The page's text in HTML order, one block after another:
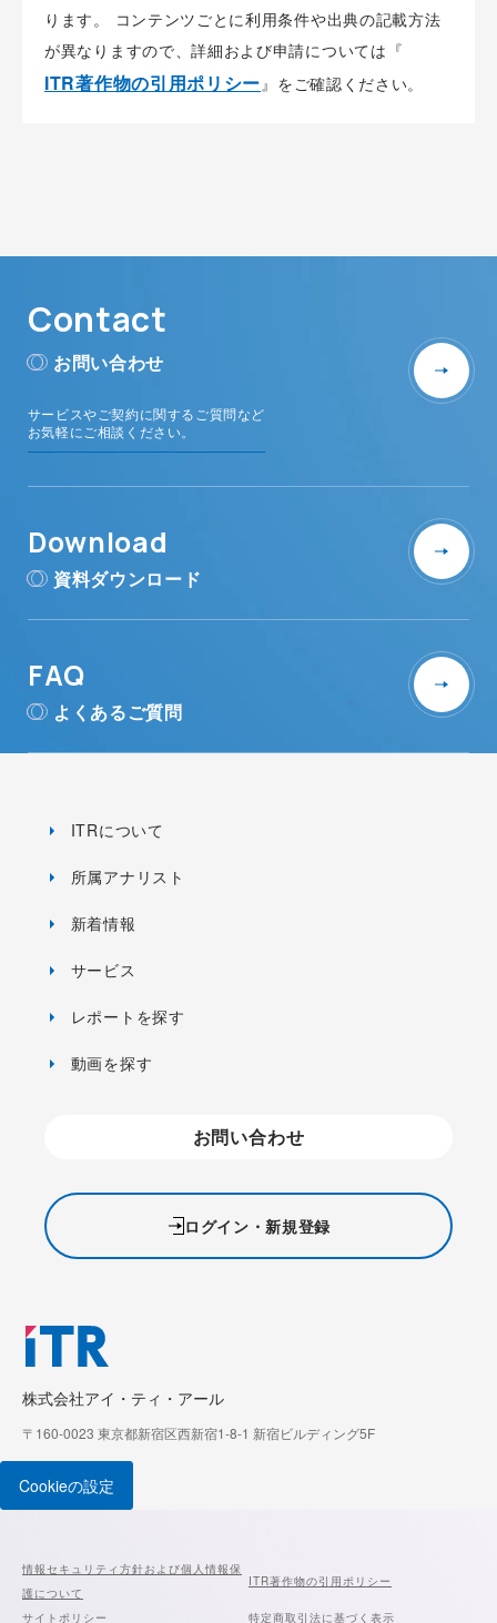
ります。 コンテンツごとに利用条件や出典の記載方法
が異なりますので、詳細および申請については『
ITR著作物の引用ポリシー 』をご確認ください。
Contact
お問い合わせ
サービスやご契約に関するご質問など
お気軽にご相談ください。
Download
資料ダウンロード
FAQ
よくあるご質問
株式会社アイ・ティ・アール
〒160-0023 東京都新宿区西新宿1-8-1 新宿ビルディング5F
ITRについて
所属アナリスト
新着情報
サービス
レポートを探す
動画を探す
お問い合わせ
ログイン・新規登録
Cookieの設定
情報セキュリティ方針および個人情報保
護について
ITR著作物の引用ポリシー
サイトポリシー 特定商取引法に基づく表示